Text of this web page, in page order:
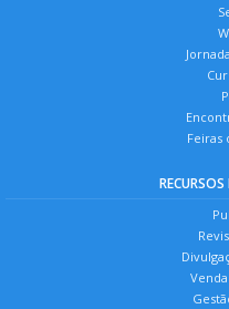
Feiras